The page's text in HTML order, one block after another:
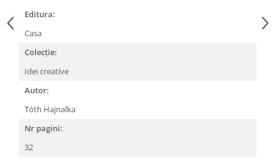
Editura Portocala Albastră
Editura Scriptum
Editura Sophia
Editura Usborne
Editura Vellant
Editura Verba
Editura:
Casa
Colecție:
Idei creative
Autor:
Tóth Hajnalka
Nr pagini:
32